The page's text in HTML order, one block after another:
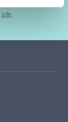
zde.